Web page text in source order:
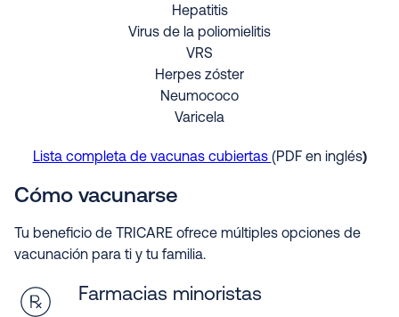
Hepatitis
Virus de la poliomielitis
VRS
Herpes zóster
Neumococo
Varicela
Lista completa de vacunas cubiertas (PDF en inglés)
Cómo vacunarse
Tu beneficio de TRICARE ofrece múltiples opciones de
vacunación para ti y tu familia.
Farmacias minoristas